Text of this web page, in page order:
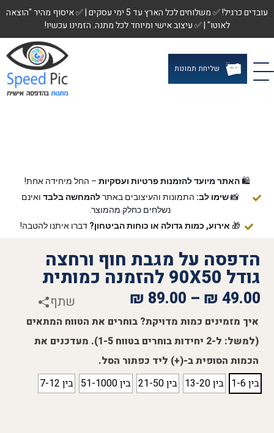
עובדים כרגיל! ✅ משלוחים לכל הארץ עד 5 ימי עסקים | ✅ איסוף מהיר "הוצאה
לאוטו" | ✅ עיצוב אישי ומיוחד לכל מתנה. הזמינו עכשיו!
שליחת תמונות
🛍️האתר מיועד להזמנות פרטיות ועסקיות – החל מיחידה אחת!
📸שימו לב: התמונות והעיצובים באתרלהמחשה בלבד ואינם
נשלחים כחלק מהמוצר.
🎁 אירוע, כמות גדולה או כוחות הביטחון? דברו איתנו להטבה!
הדפסה על מגבת חוף ורחצה
גודל 90X50 להזמנה כמותית
49.00
₪
–
89.00
₪ שתף
איך מזמינים כמות מדויקת? בוחרים את הטווח המתאים
(למשל: ל-2 יחידות בוחרים בטווח 1-5). מעדכנים את
הכמות הסופית ב-(+) ליד כפתור הסל.
בין 1-6
בין 13-20 בין 21-50 בין 51-1000 בין 7-12